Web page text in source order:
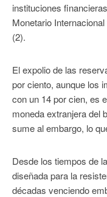
instituciones
Monetario
(2).
El expolio de las
por ciento, aunque los
con un 14 por cien, es
moneda extranjera del
sume al embargo, lo
Desde los tiempos de
diseñada para la
décadas venciendo